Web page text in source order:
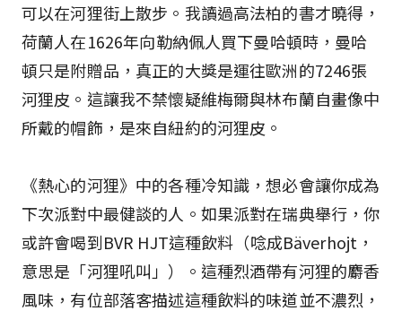
可以在河狸街上散步。我讀過高法柏的書才曉得，
荷蘭人在1626年向勒納佩人買下曼哈頓時，曼哈
頓只是附贈品，真正的大獎是運往歐洲的7246張
河狸皮。這讓我不禁懷疑維梅爾與林布蘭自畫像中
所戴的帽飾，是來自紐約的河狸皮。
《熱心的河狸》中的各種冷知識，想必會讓你成為
下次派對中最健談的人。如果派對在瑞典舉行，你
或許會喝到BVR HJT這種飲料（唸成Bäverhojt，
意思是「河狸吼叫」）。這種烈酒帶有河狸的麝香
風味，有位部落客描述這種飲料的味道並不濃烈，